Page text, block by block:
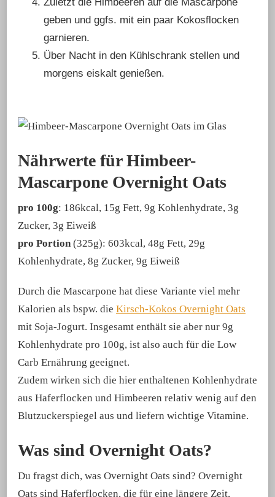
Zuletzt die Himbeeren auf die Mascarpone
geben und ggfs. mit ein paar Kokosflocken
garnieren.
Über Nacht in den Kühlschrank stellen und
morgens eiskalt genießen.
Nährwerte für Himbeer-
Mascarpone Overnight Oats
pro 100g: 186kcal, 15g Fett, 9g Kohlenhydrate, 3g
Zucker, 3g Eiweiß
pro Portion(325g): 603kcal, 48g Fett, 29g
Kohlenhydrate, 8g Zucker, 9g Eiweiß
Durch die Mascarpone hat diese Variante viel mehr
Kalorien als bspw. die Kirsch-Kokos Overnight Oats
mit Soja-Jogurt. Insgesamt enthält sie aber nur 9g
Kohlenhydrate pro 100g, ist also auch für die Low
Carb Ernährung geeignet.
Zudem wirken sich die hier enthaltenen Kohlenhydrate
aus Haferflocken und Himbeeren relativ wenig auf den
Blutzuckerspiegel aus und liefern wichtige Vitamine.
Was sind Overnight Oats?
Du fragst dich, was Overnight Oats sind? Overnight
Oats sind Haferflocken, die für eine längere Zeit,